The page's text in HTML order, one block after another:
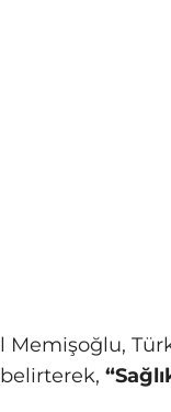
Memişoğlu,